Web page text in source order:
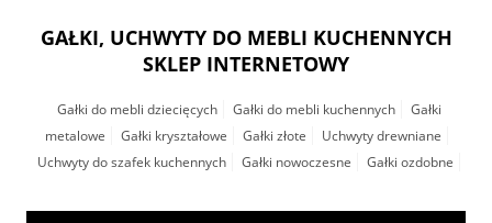
GAŁKI, UCHWYTY DO MEBLI KUCHENNYCH
SKLEP INTERNETOWY
Gałki do mebli dziecięcych Gałki do mebli kuchennych
Gałki
metalowe
Gałki kryształowe Gałki złote
Uchwyty drewniane
Uchwyty do szafek kuchennych
Gałki nowoczesne Gałki ozdobne